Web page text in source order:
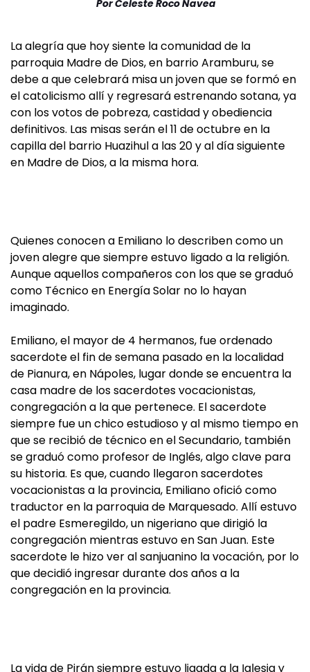
PorCeleste Roco Navea
La alegría que hoy siente la comunidad de la
parroquia Madre de Dios, en barrio Aramburu, se
debe a que celebrará misa un joven que se formó en
el catolicismo allí y regresará estrenando sotana, ya
con los votos de pobreza, castidad y obediencia
definitivos. Las misas serán el 11 de octubre en la
capilla del barrio Huazihul a las 20 y al día siguiente
en Madre de Dios, a la misma hora.
Quienes conocen a Emiliano lo describen como un
joven alegre que siempre estuvo ligado a la religión.
Aunque aquellos compañeros con los que se graduó
como Técnico en Energía Solar no lo hayan
imaginado.
Emiliano, el mayor de 4 hermanos, fue ordenado
sacerdote el fin de semana pasado en la localidad
de Pianura, en Nápoles, lugar donde se encuentra la
casa madre de los sacerdotes vocacionistas,
congregación a la que pertenece. El sacerdote
siempre fue un chico estudioso y al mismo tiempo en
que se recibió de técnico en el Secundario, también
se graduó como profesor de Inglés, algo clave para
su historia. Es que, cuando llegaron sacerdotes
vocacionistas a la provincia, Emiliano ofició como
traductor en la parroquia de Marquesado. Allí estuvo
el padre Esmeregildo, un nigeriano que dirigió la
congregación mientras estuvo en San Juan. Este
sacerdote le hizo ver al sanjuanino la vocación, por lo
que decidió ingresar durante dos años a la
congregación en la provincia.
La vida de Pirán siempre estuvo ligada a la Iglesia y